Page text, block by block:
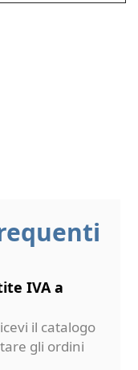
IVA a
il catalogo
gli ordini